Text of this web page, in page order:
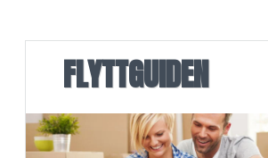
FLYTTA ISÄR
FLYTTA HUS
FLYTTGUIDEN